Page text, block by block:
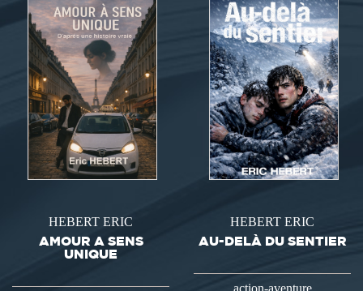
HEBERT ERIC
AMOUR A SENS
UNIQUE
HEBERT ERIC
AU-DELÀ DU SENTIER
action-aventure